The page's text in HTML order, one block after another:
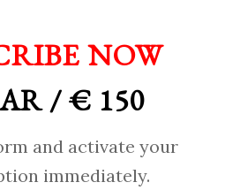
NOW
/ € 150
and activate your
immediately.